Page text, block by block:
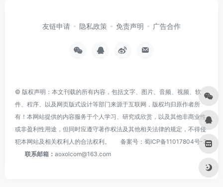
友链申请 隐私政策 免责声明 广告合作
© 版权声明：本文刊载的所有内容，包括文字、图片、音频、视频、软
件、程序、以及网页版式设计等部门来源于互联网，版权均归原作者所
有！本网站提供的内容服务于个人学习、研究或欣赏，以及其他非商业性
或非盈利性用途，但同时应遵守著作权法及其他相关法律的规定，不得侵
犯本网站及相关权利人的合法权利。
备案号： 蜀ICP备11017804号-3
联系邮箱： aoxolcom@163.com